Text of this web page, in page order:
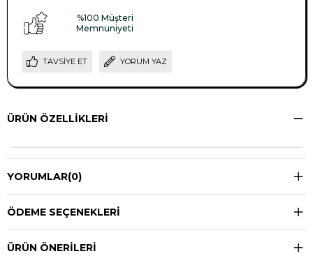
%100 Müşteri
Memnuniyeti
TAVSIYE ET YORUM YAZ
ÜRÜN ÖZELLIKLERI
YORUMLAR(0)
ÖDEME SEÇENEKLERI
ÜRÜN ÖNERILERI